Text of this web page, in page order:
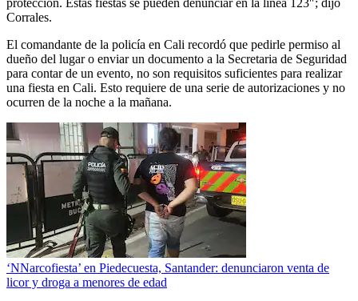
Corrales.
El comandante de la policía en Cali recordó que pedirle permiso al
dueño del lugar o enviar un documento a la Secretaria de Seguridad
para contar de un evento, no son requisitos suficientes para realizar
una fiesta en Cali. Esto requiere de una serie de autorizaciones y no
ocurren de la noche a la mañana.
‘NNarcofiesta’ en Piedecuesta, Santander: denunciaron venta de
licor y droga a menores de edad